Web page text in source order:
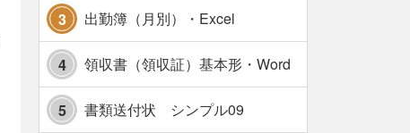
3 出勤簿（月別）・Excel
4 領収書（領収証）基本形・Word
5 書類送付状 シンプル09